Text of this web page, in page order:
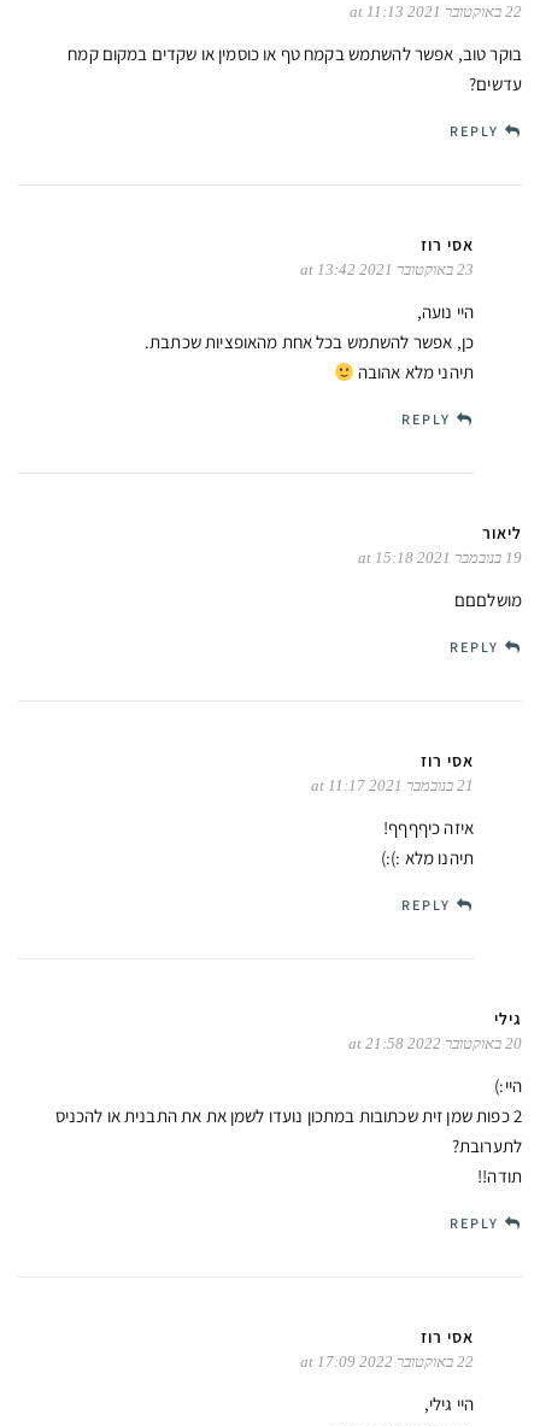
22 באוקטובר 2021 at 11:13
בוקר טוב, אפשר להשתמש בקמח טף או כוסמין או שקדים במקום קמח
עדשים?
REPLY
אסי רוז
23 באוקטובר 2021 at 13:42
היי נועה,
כן, אפשר להשתמש בכל אחת מהאופציות שכתבת.
תיהני מלא אהובה
REPLY
ליאור
19 בנובמבר 2021 at 15:18
מושלםםם
REPLY
אסי רוז
21 בנובמבר 2021 at 11:17
איזה כיףףףף!
תיהנו מלא :):)
REPLY
גילי
20 באוקטובר 2022 at 21:58
היי:)
2 כפות שמן זית שכתובות במתכון נועדו לשמן את את התבנית או להכניס
לתערובת?
תודה!!
REPLY
אסי רוז
22 באוקטובר 2022 at 17:09
היי גילי,